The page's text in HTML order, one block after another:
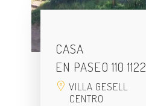
CASA
EN PASEO 110 1122
VILLA GESELL
CENTRO